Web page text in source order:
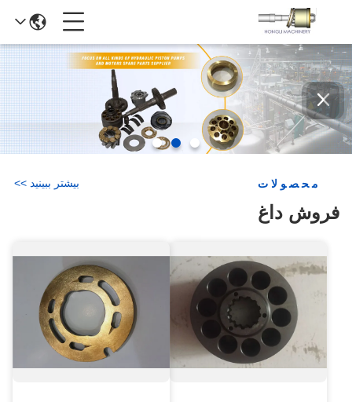
محصولات
فروش داغ
بیشتر ببینید >
>